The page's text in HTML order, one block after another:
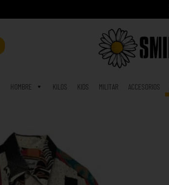
HOMBRE KILOS KIDS MILITAR ACCESORIOS